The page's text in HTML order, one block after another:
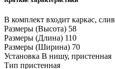
В комплект входит каркас, слив
Размеры (Высота) 58
Размеры (Длина) 110
Размеры (Ширина) 70
Установка В нишу, пристенная
Тип пристенная